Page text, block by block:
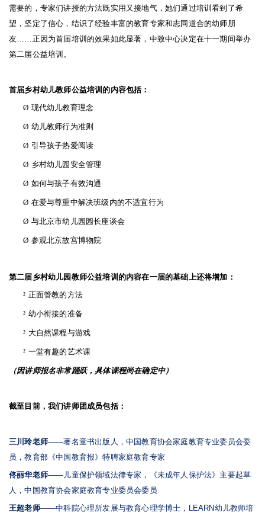
需要的，专家们讲授的方法既实用又接地气，她们通过培训看到了希
望，坚定了信心，结识了经验丰富的教育专家和志同道合的幼师朋
友
正因为首届培训的效果如此显著，中致中心决定在十一期间举办
第二届公益培训。
首届乡村幼儿教师公益培训的内容包括：
Ø 现代幼儿教育理念
Ø 幼儿教师行为准则
Ø 引导孩子热爱阅读
Ø 乡村幼儿园安全管理
Ø 如何与孩子有效沟通
Ø 在爱与尊重中解决班级内的不适宜行为
Ø 与北京市幼儿园园长座谈会
Ø 参观北京故宫博物院
第二届乡村幼儿园教师公益培训的内容在一届的基础上还将增加：
² 正面管教的方法
² 幼小衔接的准备
² 大自然课程与游戏
² 一堂有趣的艺术课
（因讲师报名非常踊跃，具体课程尚在确定中）
截至目前，我们讲师团成员包括：
三川玲老师——著名童书出版人，中国教育协会家庭教育专业委员会委
员，教育部《中国教育报》特聘家庭教育专家
佟丽华老师—— 儿童保护领域法律专家，《未成年人保护法》主要起草
人，中国教育协会家庭教育专业委员会委员
王超老师——中科院心理所发展与教育心理学博士， LEARN幼儿教师培